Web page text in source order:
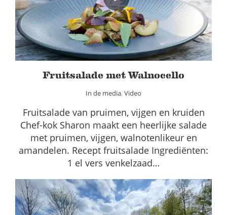
In de media Video
Fruitsalade met Walnocello
In de media, Video
Fruitsalade van pruimen, vijgen en kruiden
Chef-kok Sharon maakt een heerlijke salade
met pruimen, vijgen, walnotenlikeur en
amandelen. Recept fruitsalade Ingrediënten:
1 el vers venkelzaad…